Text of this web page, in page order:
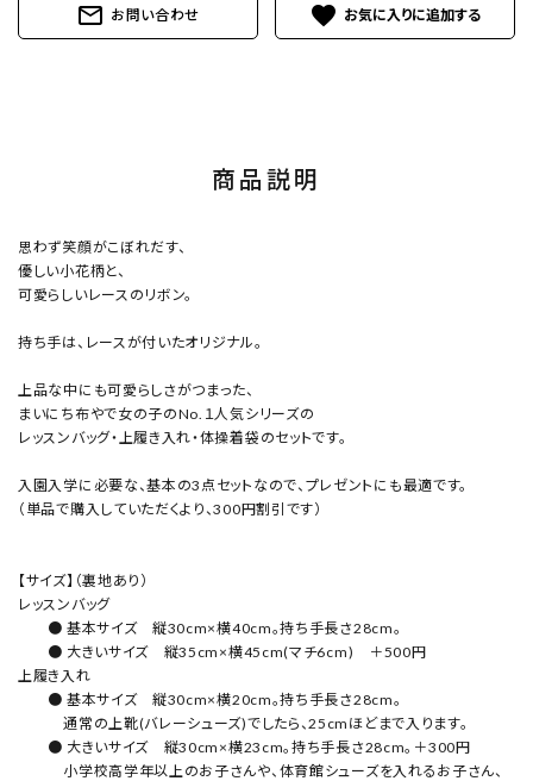
mail_outline お問い合わせ favorite
商品説明
思わず笑顔がこぼれだす、
優しい小花柄と、
可愛らしいレースのリボン。
持ち手は、レースが付いたオリジナル。
上品な中にも可愛らしさがつまった、
まいにち布やで女の子のNo.１人気シリーズの
レッスンバッグ・上履き入れ・体操着袋のセットです。
入園入学に必要な、基本の3点セットなので、プレゼントにも最適です。
（単品で購入していただくより、300円割引です）
【サイズ】（裏地あり）
レッスンバッグ
● 基本サイズ 縦30cm×横40cm。持ち手長さ28cm。
● 大きいサイズ 縦35cm×横45cm(マチ6cm) ＋500円
上履き入れ
● 基本サイズ 縦30cm×横20cm。持ち手長さ28cm。
通常の上靴(バレーシューズ)でしたら、25cmほどまで入ります。
● 大きいサイズ 縦30cm×横23cm。持ち手長さ28cm。＋300円
小学校高学年以上のお子さんや、体育館シューズを入れるお子さん、